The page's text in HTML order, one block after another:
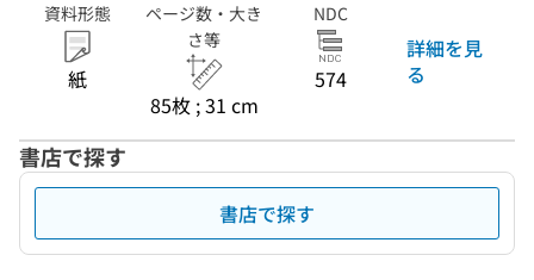
資料形態
紙
ページ数・大き
さ等
85枚 ; 31 cm
NDC
574
詳細を見
る
書店で探す
書店で探す